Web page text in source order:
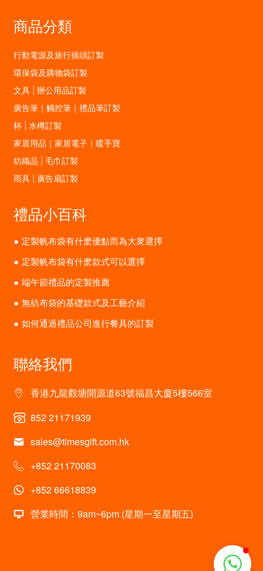
商品分類
行動電源及旅行插頭訂製
環保袋及購物袋訂製
文具 | 辦公用品訂製
廣告筆｜觸控筆｜禮品筆訂製
杯 | 水樽訂製
家居用品｜家居電子｜暖手寶
紡織品 | 毛巾訂製
雨具 | 廣告扇訂製
禮品小百科
定製帆布袋有什麽優點而為大衆選擇
定製帆布袋有什麽款式可以選擇
端午節禮品的定製推薦
無紡布袋的基礎款式及工藝介紹
如何通過禮品公司進行餐具的訂製
聯絡我們
香港九龍觀塘開源道63號福昌大廈5樓566室
852 21171939
sales@timesgift.com.hk
+852 21170083
+852 66618839
營業時間：9am~6pm (星期一至星期五)